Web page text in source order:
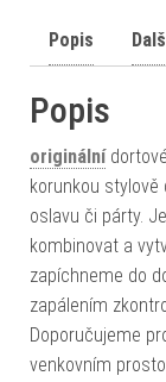
Popis
Popis
originální
korunkou stylově
oslavu či párty.
kombinovat a
zapíchneme do
zapálením
Doporučujeme
venkovním